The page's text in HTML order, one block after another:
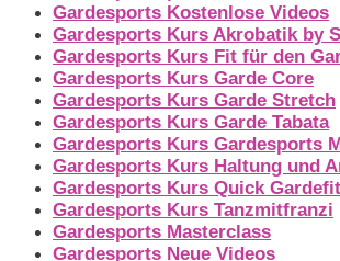
Gardesports Kostenlose Videos
Gardesports Kurs Akrobatik by
Gardesports Kurs Fit für den
Gardesports Kurs Garde Core
Gardesports Kurs Garde Stretch
Gardesports Kurs Garde Tabata
Gardesports Kurs Gardesports
Gardesports Kurs Haltung und
Gardesports Kurs Quick Gardefit
Gardesports Kurs Tanzmitfranzi
Gardesports Masterclass
Gardesports Neue Videos